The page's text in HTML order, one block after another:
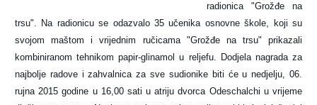
radionica "Grožđe na
trsu". Na radionicu se odazvalo 35 učenika osnovne škole, koji su
svojom maštom i vrijednim ručicama "Grožđe na trsu" prikazali
kombiniranom tehnikom papir-glinamol u reljefu. Dodjela nagrada za
najbolje radove i zahvalnica za sve sudionike biti će u nedjelju, 06.
rujna 2015 godine u 16,00 sati u atriju dvorca Odeschalchi u vrijeme